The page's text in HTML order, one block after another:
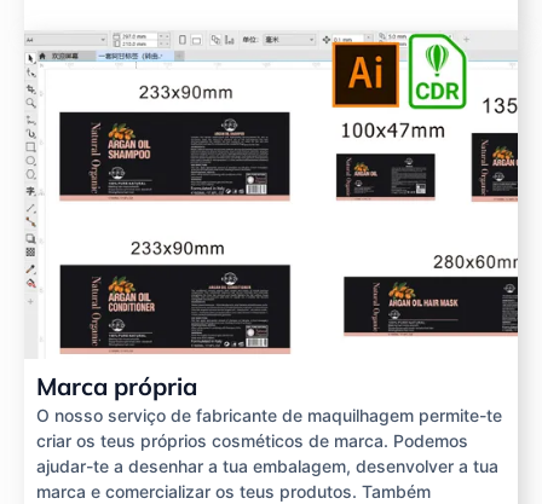
Marca própria
O nosso serviço de fabricante de maquilhagem permite-te
criar os teus próprios cosméticos de marca. Podemos
ajudar-te a desenhar a tua embalagem, desenvolver a tua
marca e comercializar os teus produtos. Também